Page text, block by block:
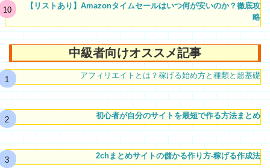
【リストあり】Amazonタイムセールはいつ何が安いのか？徹底攻
略
中級者向けオススメ記事
アフィリエイトとは？稼げる始め方と種類と超基礎
初心者が自分のサイトを最短で作る方法まとめ
2chまとめサイトの儲かる作り方-稼げる作成法